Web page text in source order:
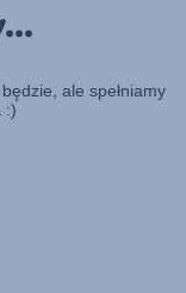
ale spełniamy
:)